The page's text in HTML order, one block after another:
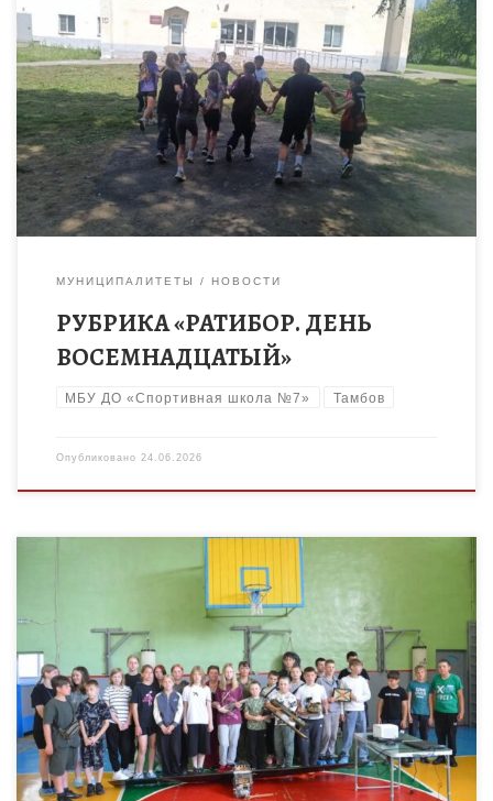
Сегодня наш день в лагере «Ратибор» начался с беседы «Мои
друзья – витамины». Ребята узнали о значении витаминов для
здоровья, научились различать продукты, богатые
витаминами. […]
МУНИЦИПАЛИТЕТЫ НОВОСТИ
РУБРИКА «РАТИБОР. ДЕНЬ
ВОСЕМНАДЦАТЫЙ»
МБУ ДО «Спортивная школа №7» Тамбов
Опубликовано 24.06.2026
23 июня 2026 года на территории Ржаксинского
муниципального в рамках масштабного военно-
патриотического фестиваля, направленного на
формирование интереса к спортивной, военной,
исторической и творческой тематике через […]